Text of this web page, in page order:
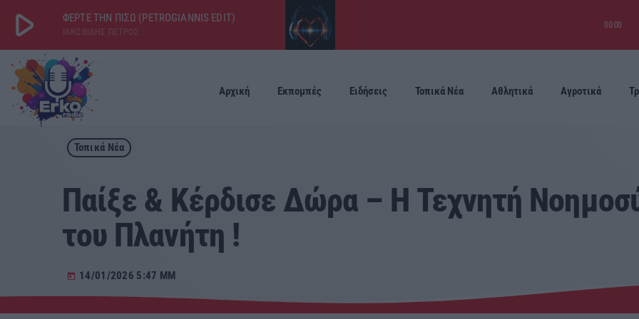
play_arrow ΦΕΡΤΕ ΤΗΝ ΠΙΣΩ (PETROGIANNIS EDIT)
ΙΑΚΩΒΙΔΗΣ ΠΕΤΡΟΣ
00:00
play_arrow ΕΡΚΟ
LIVE
Αρχική Εκπομπές Ειδήσεις Τοπικά Νέα Αθλητικά Αγροτικά
Τοπικά Νέα
Παίξε & Κέρδισε Δώρα – Η Τεχνητή
του Πλανήτη !
today 14/01/2026 5:47 ΜΜ